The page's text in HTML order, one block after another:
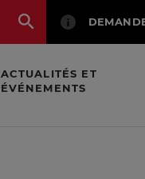
ACTUALITÉS ET
ÉVÉNEMENTS